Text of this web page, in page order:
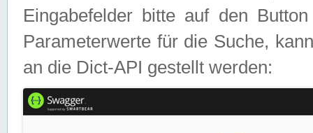
Eingabefelder bitte auf den
Parameterwerte für die Suche,
an die Dict-API gestellt werden: